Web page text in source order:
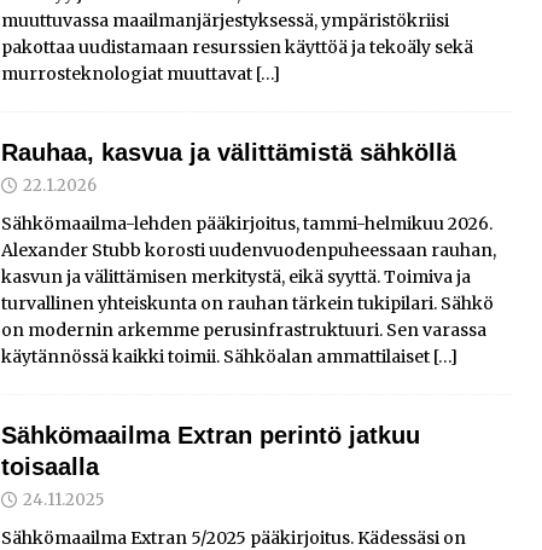
muuttuvassa maailmanjärjestyksessä, ympäristökriisi
pakottaa uudistamaan resurssien käyttöä ja tekoäly sekä
murrosteknologiat muuttavat […]
Rauhaa, kasvua ja välittämistä sähköllä
22.1.2026
Sähkömaailma-lehden pääkirjoitus, tammi-helmikuu 2026.
Alexander Stubb korosti uudenvuodenpuheessaan rauhan,
kasvun ja välittämisen merkitystä, eikä syyttä. Toimiva ja
turvallinen yhteiskunta on rauhan tärkein tukipilari. Sähkö
on modernin arkemme perusinfrastruktuuri. Sen varassa
käytännössä kaikki toimii. Sähköalan ammattilaiset […]
Sähkömaailma Extran perintö jatkuu
toisaalla
24.11.2025
Sähkömaailma Extran 5/2025 pääkirjoitus. Kädessäsi on